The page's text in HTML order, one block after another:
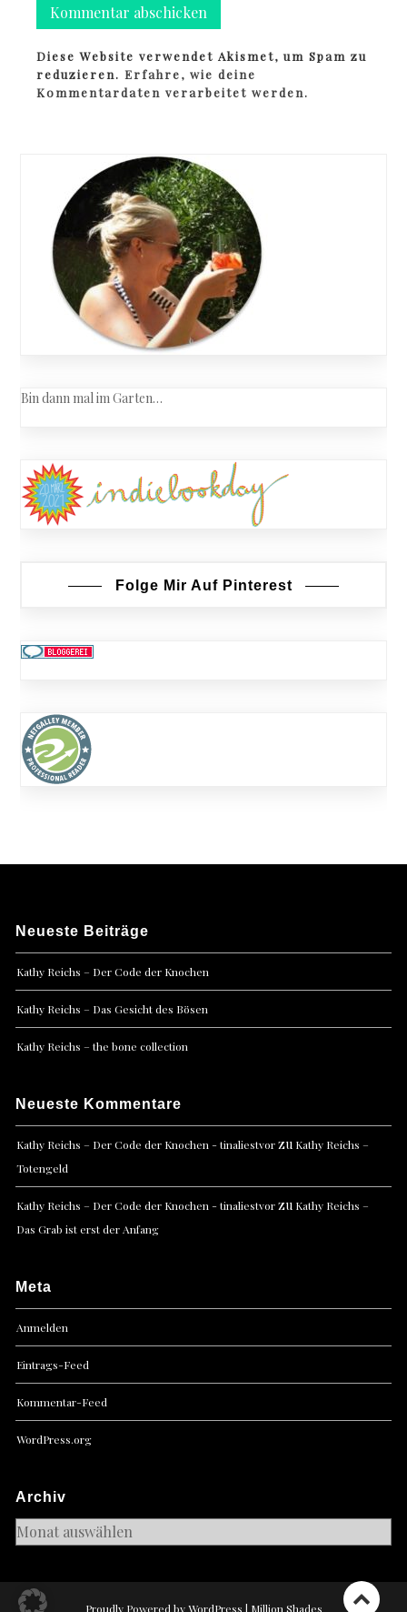
Diese Website verwendet Akismet, um Spam zu
reduzieren.Erfahre, wie deine
Kommentardaten verarbeitet werden.
Bin dann mal im Garten…
Folge Mir Auf Pinterest
Neueste Beiträge
Kathy Reichs – Der Code der Knochen
Kathy Reichs – Das Gesicht des Bösen
Kathy Reichs – the bone collection
Neueste Kommentare
Kathy Reichs – Der Code der Knochen - tinaliestvorzu Kathy Reichs –
Totengeld
Kathy Reichs – Der Code der Knochen - tinaliestvorzu Kathy Reichs –
Das Grab ist erst der Anfang
Meta
Anmelden
Eintrags-Feed
Kommentar-Feed
WordPress.org
Archiv
Archiv
Proudly Powered by WordPress | Million Shades